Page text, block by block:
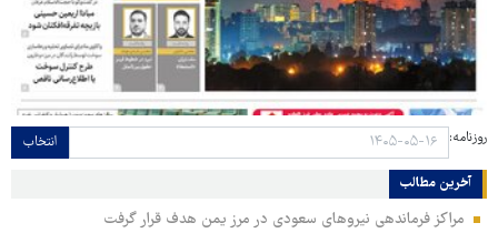
روزنامه: انتخاب
آخرین مطالب
مراکز فرماندهی نیروهای سعودی در مرز یمن هدف قرار گرفت